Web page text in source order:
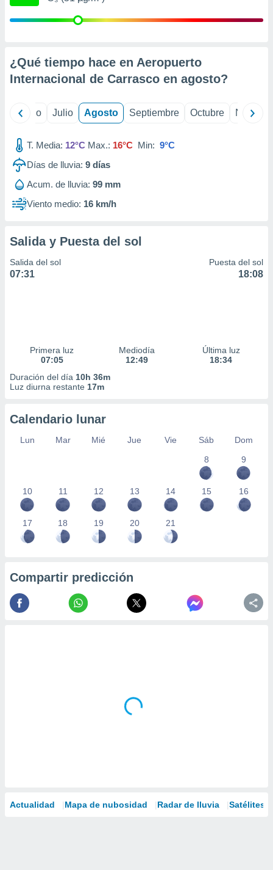
mediante
de
1199
¿Qué tiempo hace en Aeropuerto
Internacional de Carrasco en agosto?
Junio Julio Agosto Septiembre Octubre
T. Media: 12°C Max.: 16°C Min: 9°C
Días de lluvia: 9 días
Acum. de lluvia: 99 mm
Viento medio: 16 km/h
Salida y Puesta del sol
Salida del sol
07:31
Puesta del sol
18:08
Primera luz
07:05
Mediodía
12:49
Última luz
18:34
Duración del día 10h 36m
Luz diurna restante 17m
Calendario lunar
Lun Mar Mié Jue Vie Sáb
Dom
8
9
10 11 12 13 14 15 16
17 18 19 20 21
Compartir predicción
Actualidad Mapa de nubosidad Radar de lluvia Satélites